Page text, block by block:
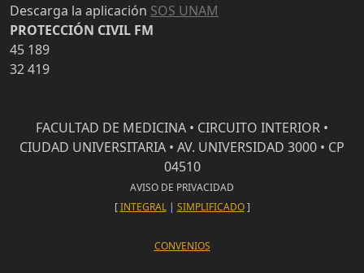
Descarga la aplicación SOS UNAM
PROTECCIÓN CIVIL FM
45 189
32 419
FACULTAD DE MEDICINA • CIRCUITO INTERIOR •
CIUDAD UNIVERSITARIA • AV. UNIVERSIDAD 3000 • CP
04510
AVISO DE PRIVACIDAD
[INTEGRAL| SIMPLIFICADO]
CONVENIOS